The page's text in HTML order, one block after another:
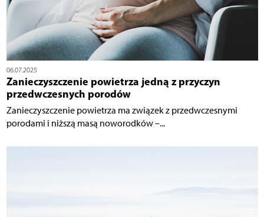
06.07.2025
Zanieczyszczenie powietrza jedną z przyczyn
przedwczesnych porodów
Zanieczyszczenie powietrza ma związek z przedwczesnymi
porodami i niższą masą noworodków –...